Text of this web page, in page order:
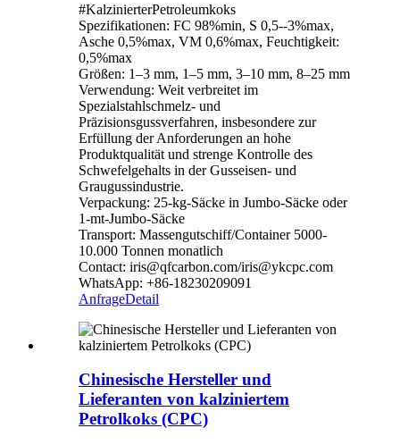
#KalzinierterPetroleumkoks
Spezifikationen: FC 98%min, S 0,5--3%max,
Asche 0,5%max, VM 0,6%max, Feuchtigkeit:
0,5%max
Größen: 1–3 mm, 1–5 mm, 3–10 mm, 8–25 mm
Verwendung: Weit verbreitet im
Spezialstahlschmelz- und
Präzisionsgussverfahren, insbesondere zur
Erfüllung der Anforderungen an hohe
Produktqualität und strenge Kontrolle des
Schwefelgehalts in der Gusseisen- und
Graugussindustrie.
Verpackung: 25-kg-Säcke in Jumbo-Säcke oder
1-mt-Jumbo-Säcke
Transport: Massengutschiff/Container 5000-
10.000 Tonnen monatlich
Contact: iris@qfcarbon.com/iris@ykcpc.com
WhatsApp: +86-18230209091
AnfrageDetail
Chinesische Hersteller und
Lieferanten von kalziniertem
Petrolkoks (CPC)